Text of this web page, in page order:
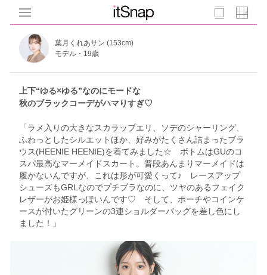
葉月くれあサン (153cm)
モデル・19歳
上下“ゆる×ゆる”なのにモードな
秋のブラックコーデがハマりすぎ♡
「ラメ入りの大きなスカラップエリ、ソデのシャーリング、
ふわっとしたシルエットほか、好みがたくさん詰まったブラ
ウス(HEENIE HEENIE)を着てみました☆ ボトムはGUのコ
スパ最高なマーメイドスカート。普段あんまりマーメイドは
履かないんですが、これは形が可愛くって♪ レースアップ
シューズもGRLなのでプチプラなのに、ツヤのあるフェイク
レザーがお姫様っぽいんです♡ そして、ポーチやコインケ
ースが付いたグリーンの3連ショルダーバッグを差し色にし
ました！」